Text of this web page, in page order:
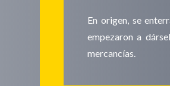
En origen, se
empezaron a
mercancías.